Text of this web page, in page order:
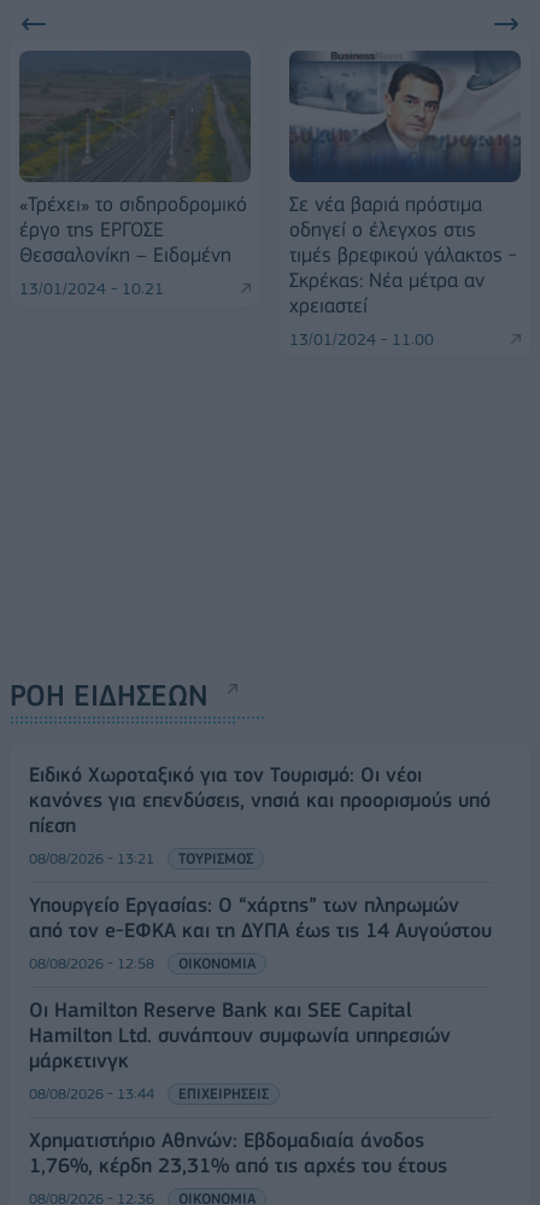
«Τρέχει» το σιδηροδρομικό
έργο της ΕΡΓΟΣΕ
Θεσσαλονίκη – Ειδομένη
13/01/2024 - 10:21
Σε νέα βαριά πρόστιμα
οδηγεί ο έλεγχος στις
τιμές βρεφικού γάλακτος -
Σκρέκας: Νέα μέτρα αν
χρειαστεί
13/01/2024 - 11:00
ΡΟΗ ΕΙΔΗΣΕΩΝ
Ειδικό Χωροταξικό για τον Τουρισμό: Οι νέοι
κανόνες για επενδύσεις, νησιά και προορισμούς υπό
πίεση
08/08/2026 - 13:21 ΤΟΥΡΙΣΜΟΣ
Υπουργείο Εργασίας: Ο “χάρτης” των πληρωμών
από τον e-ΕΦΚΑ και τη ΔΥΠΑ έως τις 14 Αυγούστου
08/08/2026 - 12:58 ΟΙΚΟΝΟΜΙΑ
Οι Hamilton Reserve Bank και SEE Capital
Hamilton Ltd. συνάπτουν συμφωνία υπηρεσιών
μάρκετινγκ
08/08/2026 - 13:44 ΕΠΙΧΕΙΡΗΣΕΙΣ
Χρηματιστήριο Αθηνών: Εβδομαδιαία άνοδος
1,76%, κέρδη 23,31% από τις αρχές του έτους
08/08/2026 - 12:36 ΟΙΚΟΝΟΜΙΑ